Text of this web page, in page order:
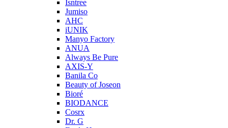
Isntree
Jumiso
AHC
iUNIK
Manyo Factory
ANUA
Always Be Pure
AXIS-Y
Banila Co
Beauty of Joseon
Bioré
BIODANCE
Cosrx
Dr. G